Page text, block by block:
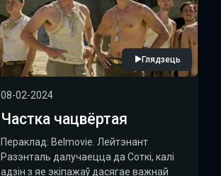
Глядзець
08-02-2024
Частка чацвёртая
Пераклад: Belmovie. Лейтэнант
Разэнталь далучаецца да Соткі, калі
адзін з яе экіпажаў дасягае важнай